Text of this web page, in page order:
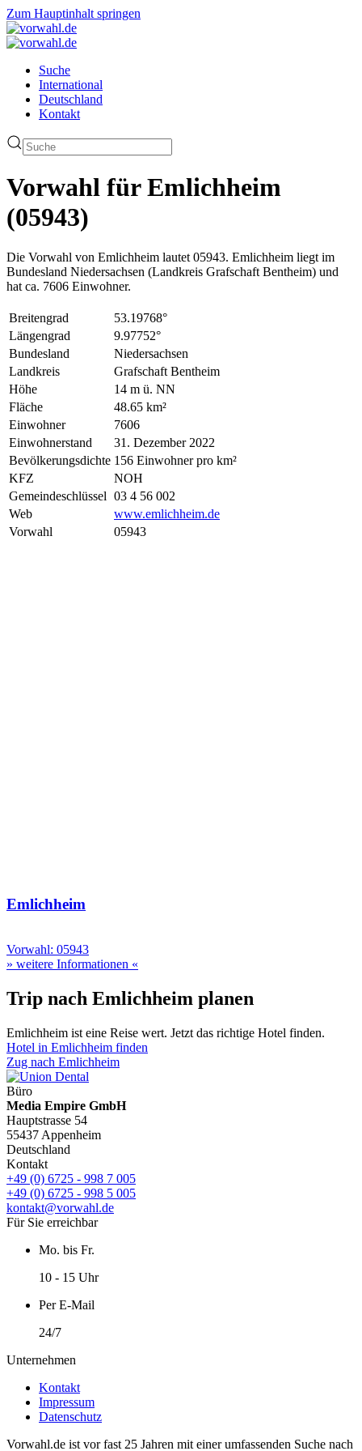
Zum Hauptinhalt springen
Suche
International
Deutschland
Kontakt
Vorwahl für Emlichheim
(05943)
Die Vorwahl von Emlichheim lautet 05943. Emlichheim liegt im
Bundesland Niedersachsen (Landkreis Grafschaft Bentheim) und
hat ca. 7606 Einwohner.
Breitengrad
53.19768°
Längengrad
9.97752°
Bundesland
Niedersachsen
Landkreis
Grafschaft Bentheim
Höhe
14 m ü. NN
Fläche
48.65 km²
Einwohner
7606
Einwohnerstand
31. Dezember 2022
Bevölkerungsdichte 156 Einwohner pro km²
KFZ
NOH
Gemeindeschlüssel 03 4 56 002
Web
www.emlichheim.de
Vorwahl
05943
Emlichheim
Vorwahl: 05943
» weitere Informationen «
Trip nach Emlichheim planen
Emlichheim ist eine Reise wert. Jetzt das richtige Hotel finden.
Hotel in Emlichheim finden
Zug nach Emlichheim
Büro
Media Empire GmbH
Hauptstrasse 54
55437 Appenheim
Deutschland
Kontakt
+49 (0) 6725 - 998 7 005
+49 (0) 6725 - 998 5 005
kontakt@vorwahl.de
Für Sie erreichbar
Mo. bis Fr.
10 - 15 Uhr
Per E-Mail
24/7
Unternehmen
Kontakt
Impressum
Datenschutz
Vorwahl.de ist vor fast 25 Jahren mit einer umfassenden Suche nach